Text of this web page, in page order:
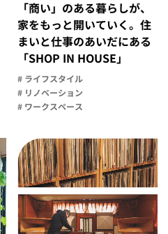
「商い」の​ある​暮らしが、​
家を​もっと​開いていく。​住
まいと​仕事の​あいだに​ある​
「SHOP IN HOUSE」
# ライフスタイル
# リノベーション
# ワークスペース